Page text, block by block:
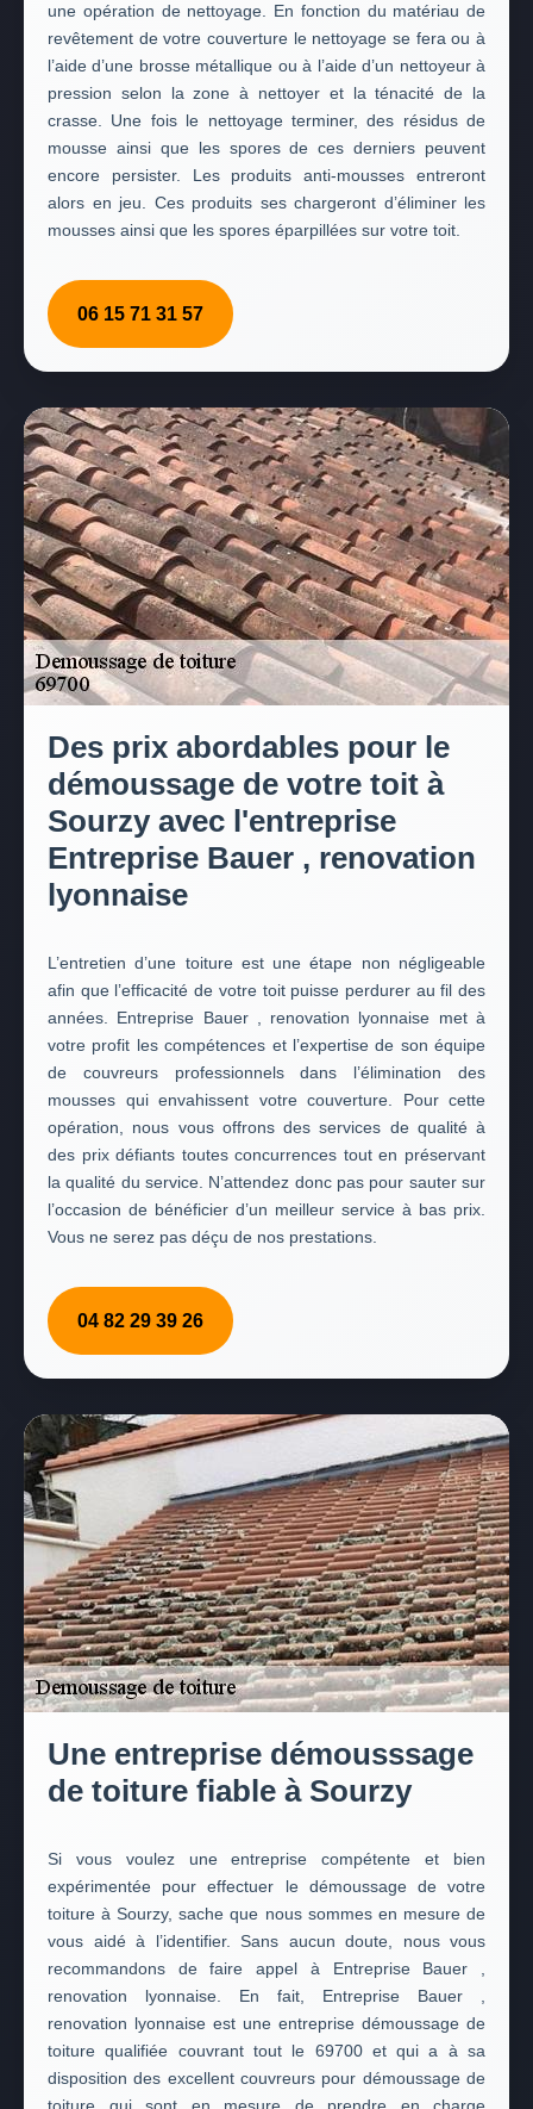
une opération de nettoyage. En fonction du matériau de
revêtement de votre couverture le nettoyage se fera ou à
l’aide d’une brosse métallique ou à l’aide d’un nettoyeur à
pression selon la zone à nettoyer et la ténacité de la
crasse. Une fois le nettoyage terminer, des résidus de
mousse ainsi que les spores de ces derniers peuvent
encore persister. Les produits anti-mousses entreront
alors en jeu. Ces produits ses chargeront d’éliminer les
mousses ainsi que les spores éparpillées sur votre toit.
06 15 71 31 57
Des prix abordables pour le
démoussage de votre toit à
Sourzy avec l'entreprise
Entreprise Bauer , renovation
lyonnaise
L’entretien d’une toiture est une étape non négligeable
afin que l’efficacité de votre toit puisse perdurer au fil des
années. Entreprise Bauer , renovation lyonnaise met à
votre profit les compétences et l’expertise de son équipe
de couvreurs professionnels dans l’élimination des
mousses qui envahissent votre couverture. Pour cette
opération, nous vous offrons des services de qualité à
des prix défiants toutes concurrences tout en préservant
la qualité du service. N’attendez donc pas pour sauter sur
l’occasion de bénéficier d’un meilleur service à bas prix.
Vous ne serez pas déçu de nos prestations.
04 82 29 39 26
Une entreprise démousssage
de toiture fiable à Sourzy
Si vous voulez une entreprise compétente et bien
expérimentée pour effectuer le démoussage de votre
toiture à Sourzy, sache que nous sommes en mesure de
vous aidé à l’identifier. Sans aucun doute, nous vous
recommandons de faire appel à Entreprise Bauer ,
renovation lyonnaise. En fait, Entreprise Bauer ,
renovation lyonnaise est une entreprise démoussage de
toiture qualifiée couvrant tout le 69700 et qui a à sa
disposition des excellent couvreurs pour démoussage de